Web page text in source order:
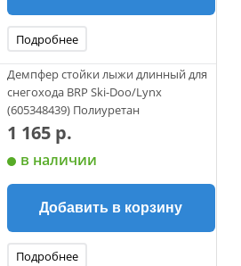
Подробнее
Демпфер стойки лыжи длинный для
снегохода BRP Ski-Doo/Lynx
(605348439) Полиуретан
1 165 р.
в наличии
Добавить в корзину
Подробнее